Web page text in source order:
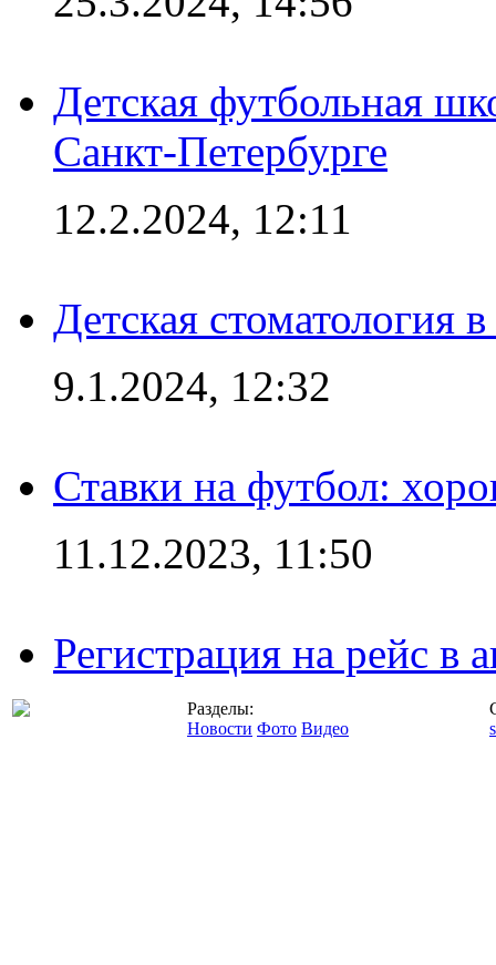
Детская футбольная
Санкт-Петербурге
12.2.2024, 12:11
Детская стоматология
9.1.2024, 12:32
Ставки на футбол:
11.12.2023, 11:50
Регистрация на рейс в
Разделы:
Новости Фото Видео